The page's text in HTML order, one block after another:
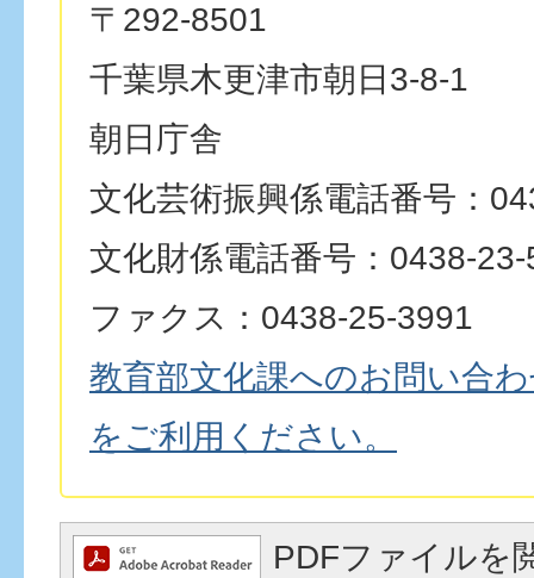
〒292-8501
千葉県木更津市朝日3-8-1
朝日庁舎
文化芸術振興係電話番号：
文化財係電話番号：0438-
ファクス：0438-25-3991
教育部文化課へのお問い合
をご利用ください。
PDFファイルを